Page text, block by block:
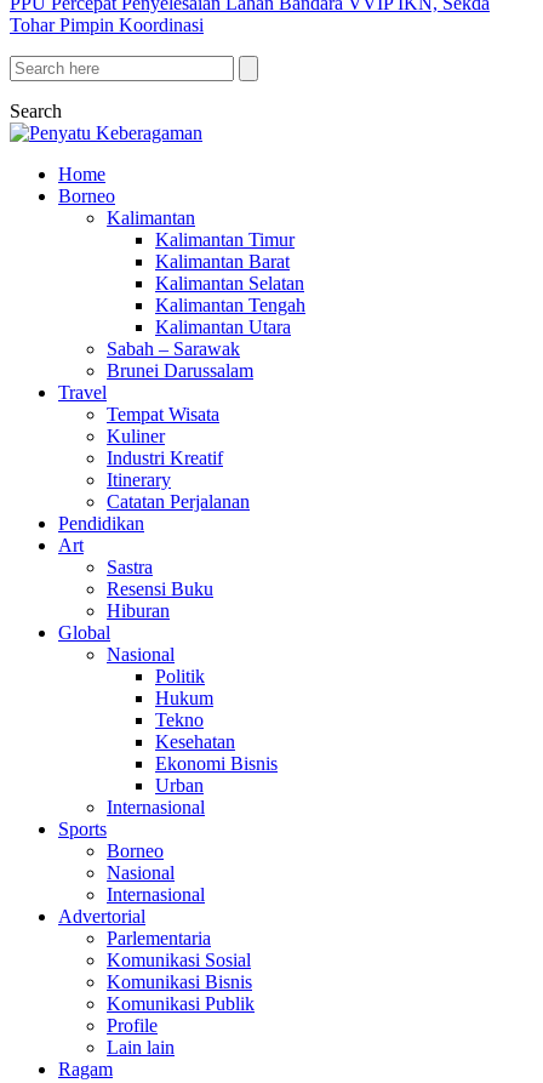
Tohar Pimpin Koordinasi
Search
Home
Borneo
Kalimantan
Kalimantan Timur
Kalimantan Barat
Kalimantan Selatan
Kalimantan Tengah
Kalimantan Utara
Sabah – Sarawak
Brunei Darussalam
Travel
Tempat Wisata
Kuliner
Industri Kreatif
Itinerary
Catatan Perjalanan
Pendidikan
Art
Sastra
Resensi Buku
Hiburan
Global
Nasional
Politik
Hukum
Tekno
Kesehatan
Ekonomi Bisnis
Urban
Internasional
Sports
Borneo
Nasional
Internasional
Advertorial
Parlementaria
Komunikasi Sosial
Komunikasi Bisnis
Komunikasi Publik
Profile
Lain lain
Ragam